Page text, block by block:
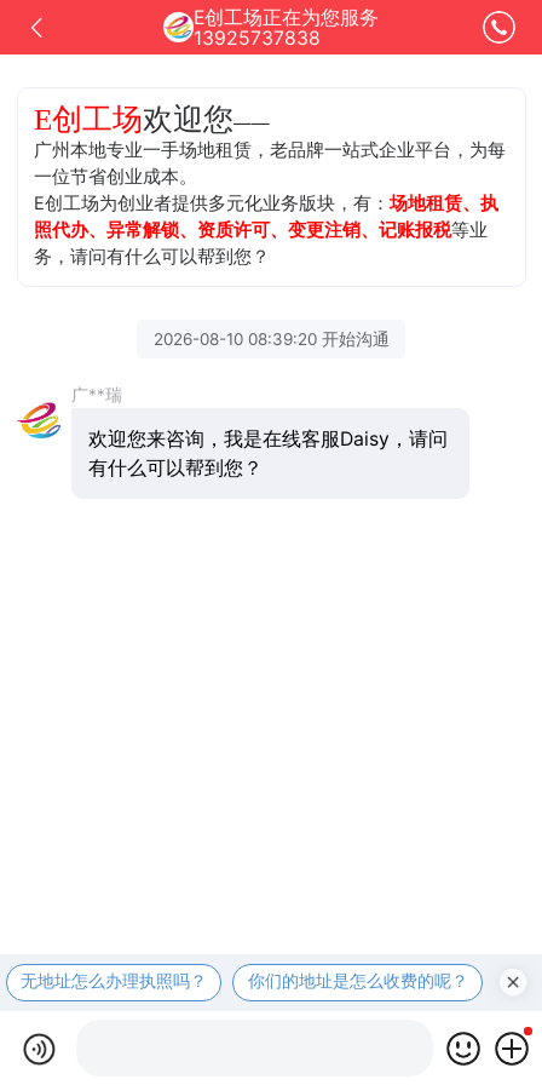
E创工场正在为您服务
13925737838
E创工场欢迎您——
广州本地专业一手场地租赁，老品牌一站式企业平台，为每
一位节省创业成本。
E创工场为创业者提供多元化业务版块，有：场地租赁、执
照代办、异常解锁、资质许可、变更注销、记账报税等业
务，请问有什么可以帮到您？
2026-08-10 08:39:20 开始沟通
广**瑞
欢迎您来咨询，我是在线客服Daisy，请问
有什么可以帮到您？
无地址怎么办理执照吗？ 你们的地址是怎么收费的呢？ 现